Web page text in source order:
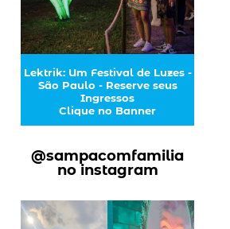
Lektrik: Um Festival de Luzes -
São Paulo - Reserve seus
Ingressos
Clique no Banner
@sampacomfamilia
no instagram